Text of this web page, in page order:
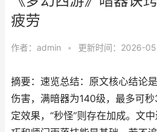
疲劳
作者： admin • 更新时间：2026-
摘要：速览总结：原文核心结论
伤害，满暗器为140级，最多可
定效果，“秒怪”则存在加成。文